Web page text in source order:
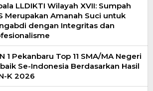
LLDIKTI Wilayah XVII: Sumpah
Merupakan Amanah Suci untuk
dengan Integritas dan
1 Pekanbaru Top 11 SMA/MA Negeri
Se-Indonesia Berdasarkan Hasil
K 2026